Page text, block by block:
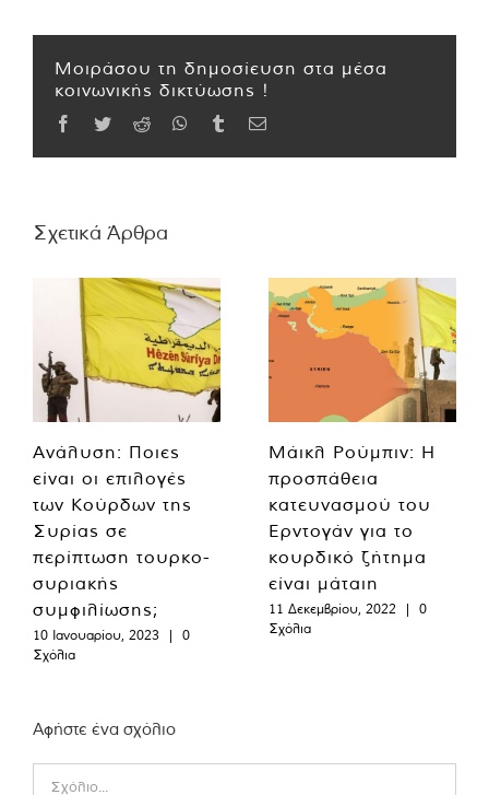
Μοιράσου τη δημοσίευση στα μέσα
κοινωνικής δικτύωσης !
Facebook
TwitterReddit WhatsApp
TumblrEmail
Σχετικά Άρθρα
Ανάλυση: Ποιες
είναι οι επιλογές
των Κούρδων της
Συρίας σε
περίπτωση τουρκο-
συριακής
συμφιλίωσης;
10 Ιανουαρίου, 2023 |
0
Σχόλια
Μάικλ Ρούμπιν: Η
προσπάθεια
κατευνασμού του
Ερντογάν για το
κουρδικό ζήτημα
είναι μάταιη
11 Δεκεμβρίου, 2022 |
0
Σχόλια
Αφήστε ένα σχόλιο